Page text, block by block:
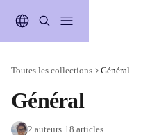
Toutes les collections Général
Général
2 auteurs·18 articles